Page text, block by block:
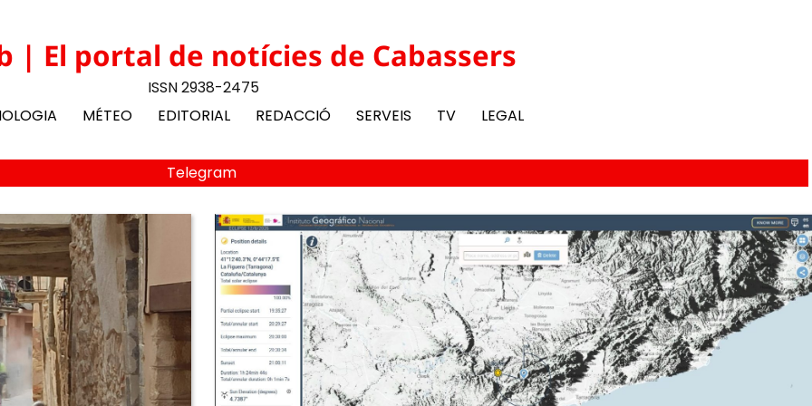
| El portal de notícies de Cabassers
ISSN 2938-2475
MÉTEO EDITORIAL REDACCIÓ SERVEIS TV LEGAL
Telegram